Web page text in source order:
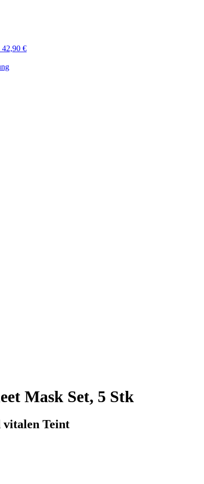
42,90 €
Mask Set, 5 Stk
vitalen Teint